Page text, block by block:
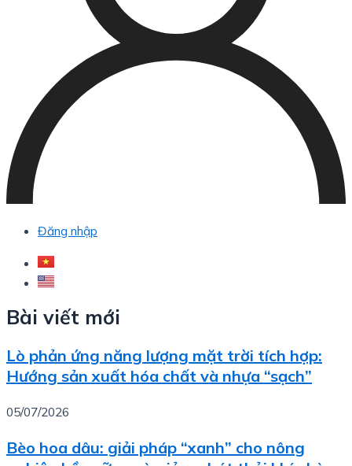
Đăng nhập
Bài viết mới
Lò phản ứng năng lượng mặt trời tích hợp:
Hướng sản xuất hóa chất và nhựa “sạch”
05/07/2026
Bèo hoa dâu: giải pháp “xanh” cho nông